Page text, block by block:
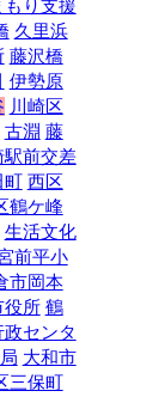
り支援
久里浜
藤沢橋
伊勢原
川崎区
古淵 藤
駅前交差
町 西区
鶴ケ峰
生活文化
前平小
市岡本
役所 鶴
センタ
大和市
三保町